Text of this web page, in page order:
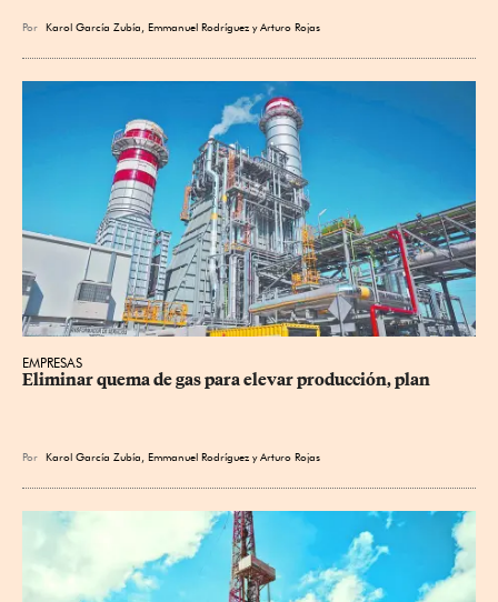
Por Karol García Zubía, Emmanuel Rodríguez yArturo Rojas
EMPRESAS
Eliminar quema de gas para elevar producción, plan
Por Karol García Zubía Emmanuel Rodríguez yArturo Rojas